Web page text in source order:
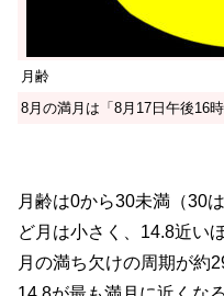
月齢
8月の満月は「8月17日午後16時
月齢は0から30未満（30
ど月は小さく、14.8近い
月の満ち欠けの周期が約